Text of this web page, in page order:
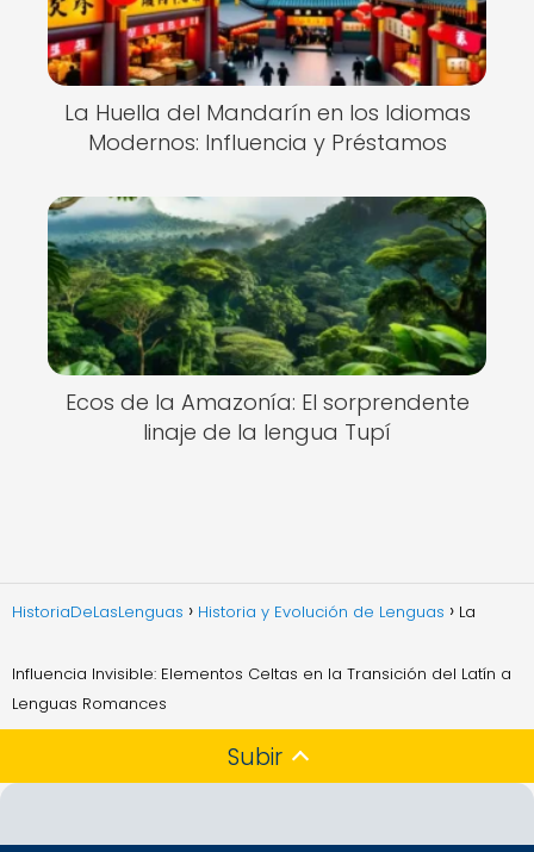
La Huella del Mandarín en los Idiomas
Modernos: Influencia y Préstamos
Ecos de la Amazonía: El sorprendente
linaje de la lengua Tupí
HistoriaDeLasLenguas Historia y Evolución de Lenguas La
Influencia Invisible: Elementos Celtas en la Transición del Latín a
Lenguas Romances
Subir